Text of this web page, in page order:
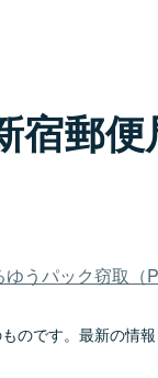
郵便
うパック窃取（
のです。最新の情